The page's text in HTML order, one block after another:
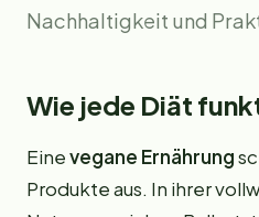
Nachhaltigkeit und
Wie jede Diät
Einevegane Ernährung
Produkte aus. In ihrer